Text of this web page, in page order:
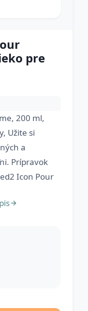
pre
200 ml,
Užite si
a
Prípravok
Icon Pour